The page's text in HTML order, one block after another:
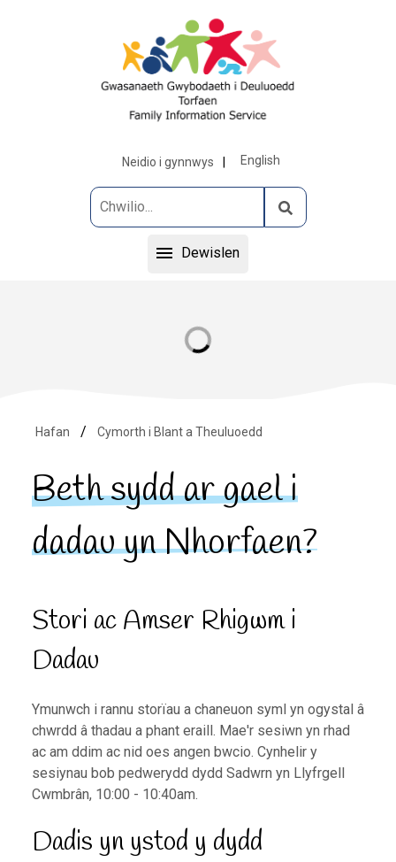
Neidio i gynnwys English
Dewislen
Hafan Cymorth i Blant a Theuluoedd
Beth sydd ar gael i
dadau yn Nhorfaen?
Stori ac Amser Rhigwm i
Dadau
Ymunwch i rannu storïau a chaneuon syml yn ogystal â
chwrdd â thadau a phant eraill. Mae'r sesiwn yn rhad
ac am ddim ac nid oes angen bwcio. Cynhelir y
sesiynau bob pedwerydd dydd Sadwrn yn Llyfrgell
Cwmbrân, 10:00 - 10:40am.
Dadis yn ystod y dydd